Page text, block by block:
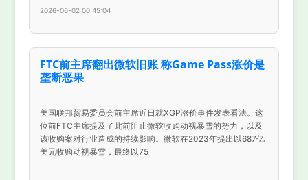
2026-06-02 00:45:04
FTC前主席翻出微软旧账 称Game Pass涨价是
垄断恶果
美国联邦贸易委员会前主席近日就XGP涨价事件发表看法。这
位前FTC主席提及了此前阻止微软收购动视暴雪的努力，以及
该收购案对行业造成的持续影响。微软在2023年提出以687亿
美元收购动视暴雪，最终以75